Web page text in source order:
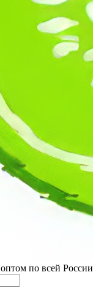
по всей России